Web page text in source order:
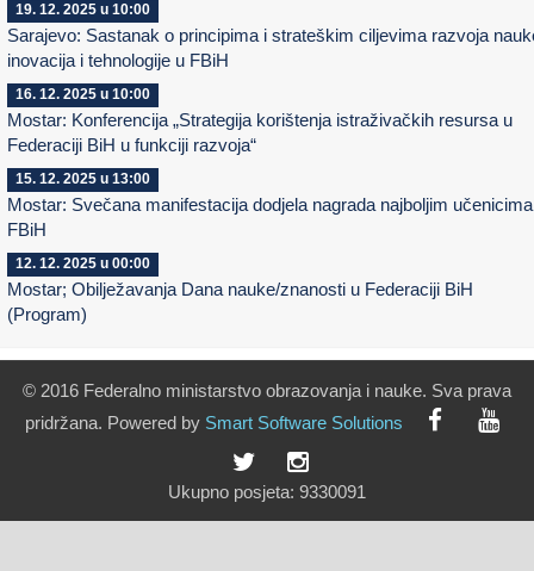
19. 12. 2025 u 10:00
Sarajevo: Sastanak o principima i strateškim ciljevima razvoja
inovacija i tehnologije u FBiH
16. 12. 2025 u 10:00
Mostar: Konferencija „Strategija korištenja istraživačkih resursa u
Federaciji BiH u funkciji razvoja“
15. 12. 2025 u 13:00
Mostar: Svečana manifestacija dodjela nagrada najboljim
FBiH
12. 12. 2025 u 00:00
Mostar; Obilježavanja Dana nauke/znanosti u Federaciji BiH
(Program)
© 2016 Federalno ministarstvo obrazovanja i nauke. Sva prava
pridržana. Powered by Smart Software Solutions
Ukupno posjeta: 9330091